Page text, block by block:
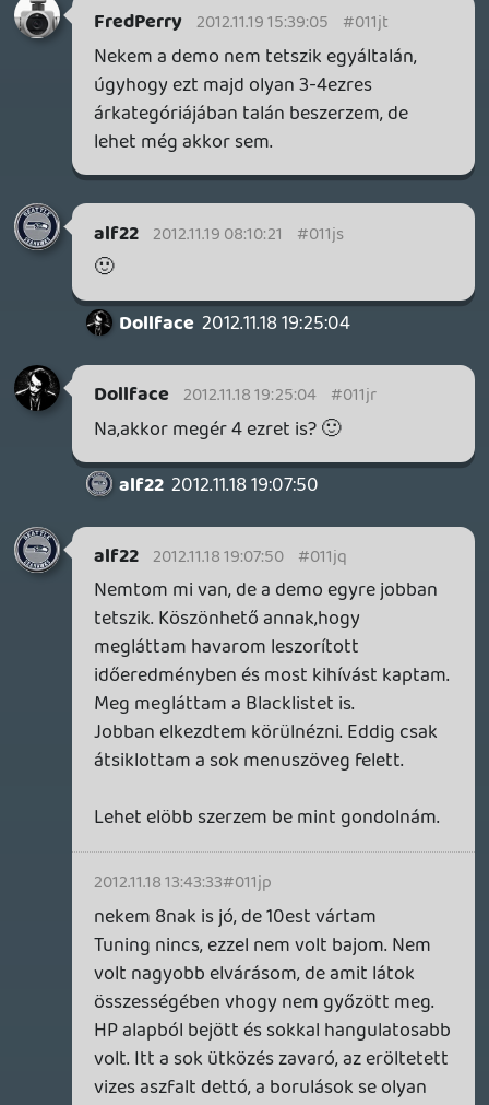
alf22 2012.11.15 00:01:37
nattila77 2012.11.17 15:22:53 #011ji
" a Burnout rajongók számára pedig a
Paradise titkon (de annál hevesebben)
vágyott szellemi utódja. "
akik Paradise folytatásra vágynának.
persze, mindenre vágyik egy-egy kisebb,
elszeparált csoportocska, de nem
gondoltam hogy 2 embernél többen
szerették azt az epizódot - pláne nem
vagyok arról meggyőződve, hogy az nfs
száguldozást 😉
valami, remélem jövőre a criteriont a
közelébe sem engedik az nfsnek.
bandita 2012.11.16 14:15:57 #011jh
Sajna csak kettő van...
bandita 2012.11.16 13:42:15
bandita 2012.11.16 13:42:15 #011jg
Kérdés...
A demoban 2db nézetet lehet álítani. / L1 /
A teljes játékban is csak ez a két lehetőség
van?
Előre is köszi..
alf22
demo letudva:
Elso percben kerestem az erzekenyseget
kellett (mint minden autos cuccnal).
10perc mulva jo volt.
1ora utan mar preciz es kurvajo. Matt
fekete FOCUS-al meg oda vissza teptem.
Ami nem tetszett az a varos
elrendezeseben volt. Sokszor alig lattam
merre mehetek, merre nem az utakon
kivul. Mezei betonszigetekbe
durrantottam legtobbszor.